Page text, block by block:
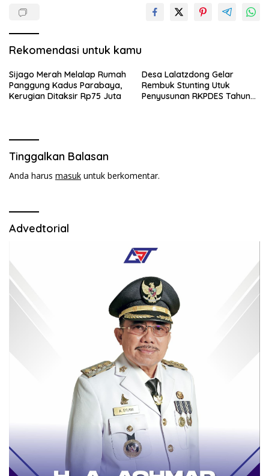
Rekomendasi untuk kamu
Sijago Merah Melalap Rumah
Panggung Kadus Parabaya,
Kerugian Ditaksir Rp75 Juta
Desa Lalatzdong Gelar
Rembuk Stunting Utuk
Penyusunan RKPDES Tahun
Tinggalkan Balasan
Anda harus masuk untuk berkomentar.
Advedtorial